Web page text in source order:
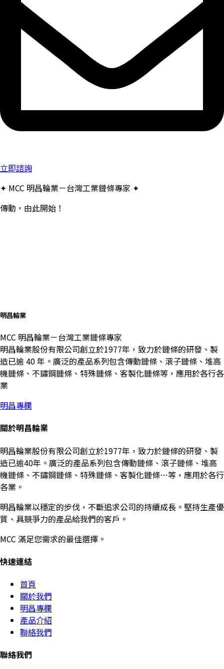
立即諮詢
✦ MCC 明昌輪業－台灣工業鏈條專家 ✦
傳動，由此開始！
明昌輪業
MCC 明昌輪業－台灣工業鏈條專家
明昌輪業股份有限公司創立於1977年，致力於鏈條的研發、製
造已逾 40 年。廣泛的產品系列包含傳動鏈條、滾子鏈條、堆高
機鏈條、不鏽鋼鏈條、特殊鏈條、客製化鏈條等，應用於各行各
業
明昌專欄
關於明昌輪業
明昌輪業股份有限公司創立於1977年，致力於鏈條的研發、製
造已逾40年。廣泛的產品系列包含傳動鏈條、滾子鏈條、堆高
機鏈條、不鏽鋼鏈條、特殊鏈條、客製化鏈條…等，應用於各行
各業。
明昌輪業以穩定的步伐，不斷追求公司的持續成長。堅持生產優
質、具競爭力的產品給我們的客戶。
MCC 滿足您需求的最佳選擇。
快速連結
首頁
關於我們
明昌專欄
產品介紹
聯絡我們
聯絡我們